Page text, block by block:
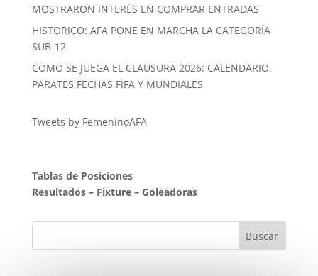
MOSTRARON INTERÉS EN COMPRAR ENTRADAS
HISTORICO: AFA PONE EN MARCHA LA CATEGORÍA
SUB-12
COMO SE JUEGA EL CLAUSURA 2026: CALENDARIO,
PARATES FECHAS FIFA Y MUNDIALES
Tweets by FemeninoAFA
Tablas de Posiciones
Resultados– Fixture– Goleadoras